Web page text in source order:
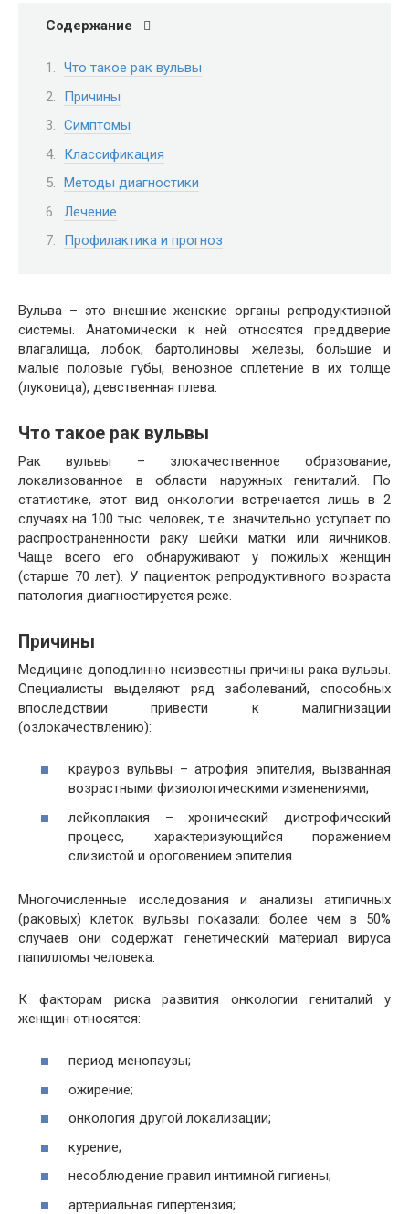
Содержание
Что такое рак вульвы
Причины
Симптомы
Классификация
Методы диагностики
Лечение
Профилактика и прогноз
Вульва – это внешние женские органы репродуктивной
системы. Анатомически к ней относятся преддверие
влагалища, лобок, бартолиновы железы, большие и
малые половые губы, венозное сплетение в их толще
(луковица), девственная плева.
Что такое рак вульвы
Рак вульвы – злокачественное образование,
локализованное в области наружных гениталий. По
статистике, этот вид онкологии встречается лишь в 2
случаях на 100 тыс. человек, т.е. значительно уступает по
распространённости раку шейки матки или яичников.
Чаще всего его обнаруживают у пожилых женщин
(старше 70 лет). У пациенток репродуктивного возраста
патология диагностируется реже.
Причины
Медицине доподлинно неизвестны причины рака вульвы.
Специалисты выделяют ряд заболеваний, способных
впоследствии привести к малигнизации
(озлокачествлению):
крауроз вульвы – атрофия эпителия, вызванная
возрастными физиологическими изменениями;
лейкоплакия – хронический дистрофический
процесс, характеризующийся поражением
слизистой и ороговением эпителия.
Многочисленные исследования и анализы атипичных
(раковых) клеток вульвы показали: более чем в 50%
случаев они содержат генетический материал вируса
папилломы человека.
К факторам риска развития онкологии гениталий у
женщин относятся:
период менопаузы;
ожирение;
онкология другой локализации;
курение;
несоблюдение правил интимной гигиены;
артериальная гипертензия;